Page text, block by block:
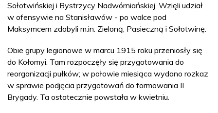
Sołotwińskiej i Bystrzycy Nadwórniańskiej. Wzięli udział
w ofensywie na Stanisławów - po walce pod
Maksymcem zdobyli m.in. Zieloną, Pasieczną i Sołotwinę.
Obie grupy legionowe w marcu 1915 roku przeniosły się
do Kołomyi. Tam rozpoczęły się przygotowania do
reorganizacji pułków; w połowie miesiąca wydano rozkaz
w sprawie podjęcia przygotowań do formowania II
Brygady. Ta ostatecznie powstała w kwietniu.